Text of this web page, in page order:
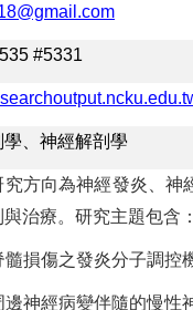
#5331
學、神經解剖學
究方向為神經發炎、神
治療。研究主題包含：
髓損傷之發炎分子調控
邊神經病變伴隨的慢性